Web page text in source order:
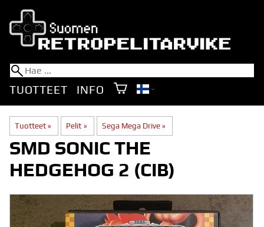
TUOTTEET INFO
Tuotteet ‪» Pelit ‪» Sega Mega Drive ‪»
SMD SONIC THE
HEDGEHOG 2 (CIB)